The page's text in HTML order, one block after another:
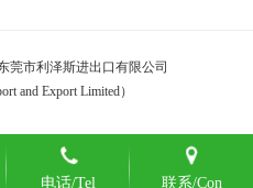
莞市利泽斯进出口有限公司
and Export Limited）
电话/Tel 联系/Con